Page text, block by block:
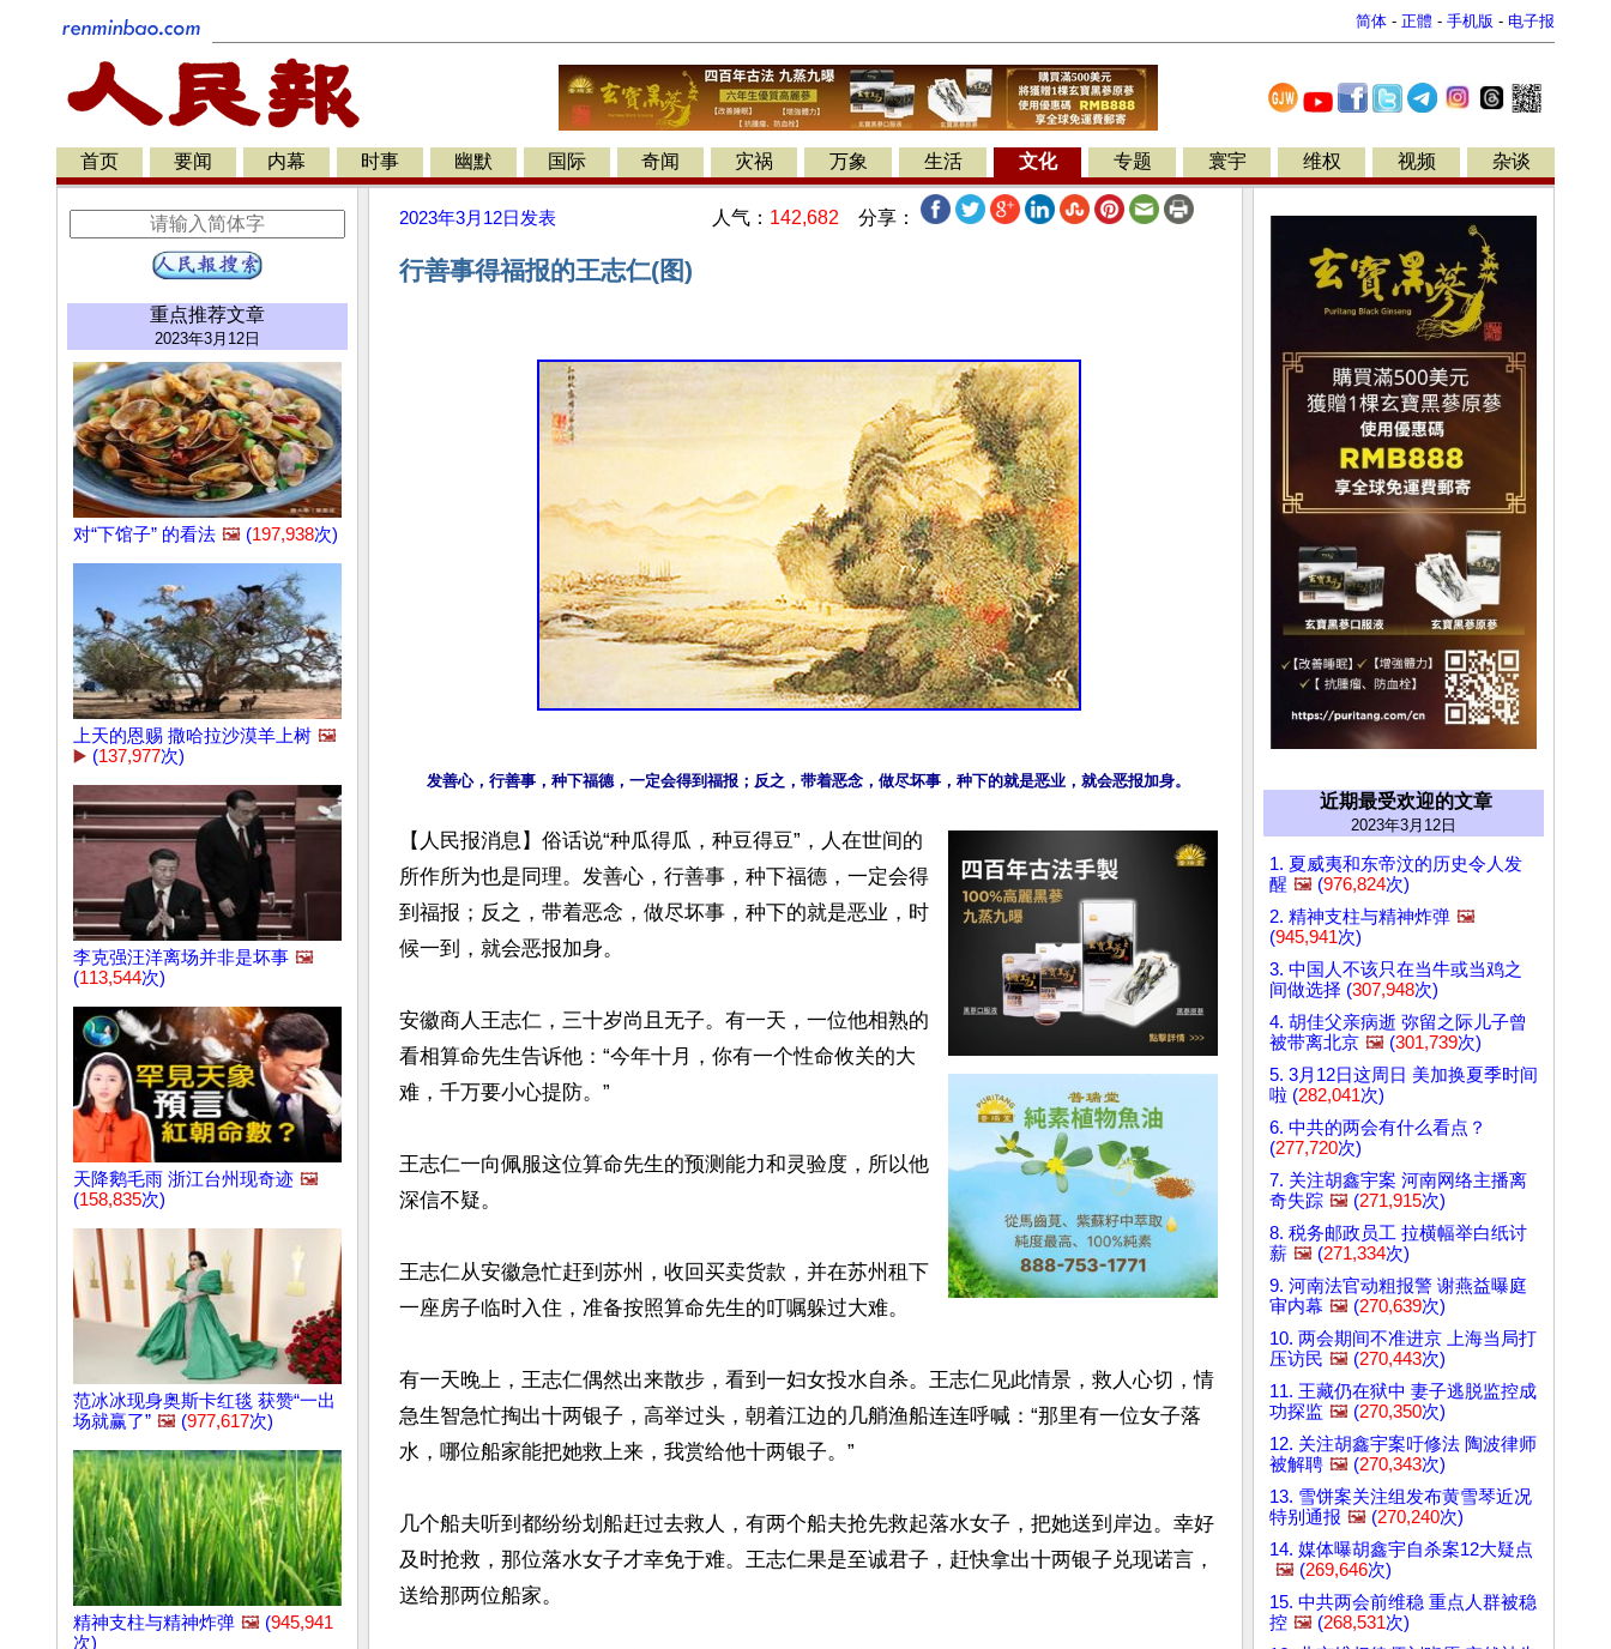
简体 - 正體 - 手机版 - 电子报
首页 要闻 内幕 时事 幽默 国际 奇闻 灾祸 万象 生活 文化 专题 寰宇 维权 视频 杂谈
重点推荐文章
2023年3月12日
对“下馆子” 的看法 🖼️ (197,938次)
上天的恩赐 撒哈拉沙漠羊上树 🖼️
▶️ (137,977次)
李克强汪洋离场并非是坏事 🖼️
(113,544次)
天降鹅毛雨 浙江台州现奇迹 🖼️
(158,835次)
范冰冰现身奥斯卡红毯 获赞“一出
场就赢了” 🖼️ (977,617次)
精神支柱与精神炸弹 🖼️ (945,941
次)
2023年3月12日 发表 人气： 142,682 分享：
行善事得福报的王志仁(图)
【人民报消息】俗话说“种瓜得瓜，种豆得豆”，人在世间的
所作所为也是同理。发善心，行善事，种下福德，一定会得
到福报；反之，带着恶念，做尽坏事，种下的就是恶业，时
候一到，就会恶报加身。
安徽商人王志仁，三十岁尚且无子。有一天，一位他相熟的
看相算命先生告诉他：“今年十月，你有一个性命攸关的大
难，千万要小心提防。”
王志仁一向佩服这位算命先生的预测能力和灵验度，所以他
深信不疑。
王志仁从安徽急忙赶到苏州，收回买卖货款，并在苏州租下
一座房子临时入住，准备按照算命先生的叮嘱躲过大难。
有一天晚上，王志仁偶然出来散步，看到一妇女投水自杀。王志仁见此情景，救人心切，情
急生智急忙掏出十两银子，高举过头，朝着江边的几艄渔船连连呼喊：“那里有一位女子落
水，哪位船家能把她救上来，我赏给他十两银子。”
几个船夫听到都纷纷划船赶过去救人，有两个船夫抢先救起落水女子，把她送到岸边。幸好
及时抢救，那位落水女子才幸免于难。王志仁果是至诚君子，赶快拿出十两银子兑现诺言，
送给那两位船家。
近期最受欢迎的文章
2023年3月12日
1. 夏威夷和东帝汶的历史令人发
醒 🖼️ (976,824次)
2. 精神支柱与精神炸弹 🖼️
(945,941次)
3. 中国人不该只在当牛或当鸡之
间做选择 (307,948次)
4. 胡佳父亲病逝 弥留之际儿子曾
被带离北京 🖼️ (301,739次)
5. 3月12日这周日 美加换夏季时间
啦 (282,041次)
6. 中共的两会有什么看点？
(277,720次)
7. 关注胡鑫宇案 河南网络主播离
奇失踪 🖼️ (271,915次)
8. 税务邮政员工 拉横幅举白纸讨
薪 🖼️ (271,334次)
9. 河南法官动粗报警 谢燕益曝庭
审内幕 🖼️ (270,639次)
10. 两会期间不准进京 上海当局打
压访民 🖼️ (270,443次)
11. 王藏仍在狱中 妻子逃脱监控成
功探监 🖼️ (270,350次)
12. 关注胡鑫宇案吁修法 陶波律师
被解聘 🖼️ (270,343次)
13. 雪饼案关注组发布黄雪琴近况
特别通报 🖼️ (270,240次)
14. 媒体曝胡鑫宇自杀案12大疑点
🖼️ (269,646次)
15. 中共两会前维稳 重点人群被稳
控 🖼️ (268,531次)